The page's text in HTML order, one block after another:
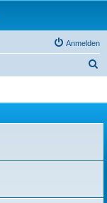
Anmelden